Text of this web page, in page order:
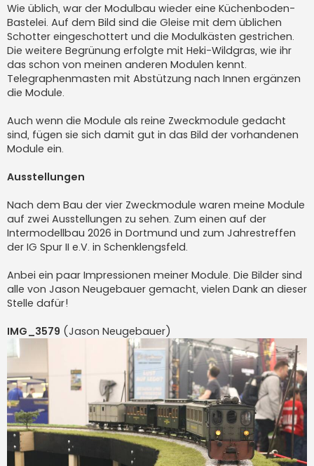
Wie üblich, war der Modulbau wieder eine Küchenboden-
Bastelei. Auf dem Bild sind die Gleise mit dem üblichen
Schotter eingeschottert und die Modulkästen gestrichen.
Die weitere Begrünung erfolgte mit Heki-Wildgras, wie ihr
das schon von meinen anderen Modulen kennt.
Telegraphenmasten mit Abstützung nach Innen ergänzen
die Module.
Auch wenn die Module als reine Zweckmodule gedacht
sind, fügen sie sich damit gut in das Bild der vorhandenen
Module ein.
Ausstellungen
Nach dem Bau der vier Zweckmodule waren meine Module
auf zwei Ausstellungen zu sehen. Zum einen auf der
Intermodellbau 2026 in Dortmund und zum Jahrestreffen
der IG Spur II e.V. in Schenklengsfeld.
Anbei ein paar Impressionen meiner Module. Die Bilder sind
alle von Jason Neugebauer gemacht, vielen Dank an dieser
Stelle dafür!
IMG_3579 (Jason Neugebauer)